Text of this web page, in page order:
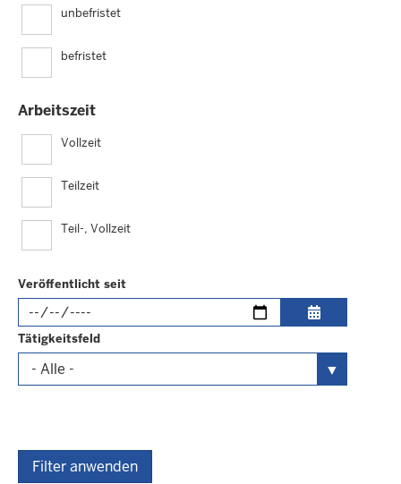
unbefristet
befristet
Arbeitszeit
Vollzeit
Teilzeit
Teil-, Vollzeit
Veröffentlicht seit
Datum
im
folgenden
Format
Tätigkeitsfeld
Filter anwenden